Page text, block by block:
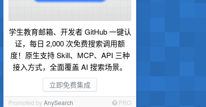
学生教育邮箱、开发者 GitHub 一键认
证，每日 2,000 次免费搜索调用额
度！原生支持 Skill、MCP、API 三种
接入方式，全面覆盖 AI 搜索场景。
立即免费集成
Promoted byAnySearch PRO